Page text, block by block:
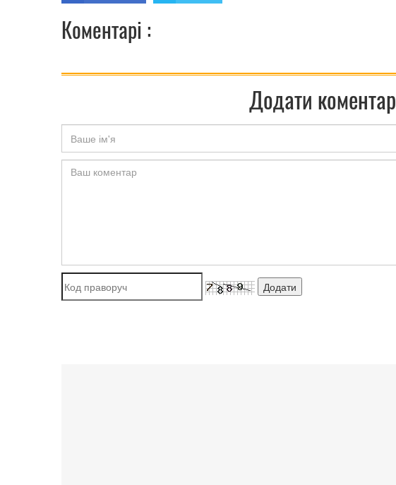
Коментарі :
Додати коментар